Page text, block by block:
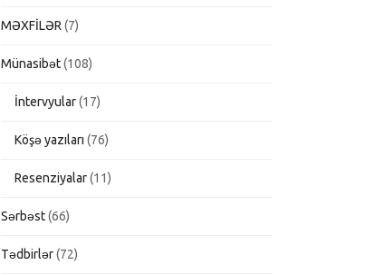
MƏXFİLƏR (7)
Münasibət(108)
İntervyular(17)
Köşə yazıları (76)
Resenziyalar(11)
Sərbəst(66)
Tədbirlər(72)